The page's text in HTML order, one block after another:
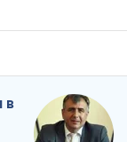
в